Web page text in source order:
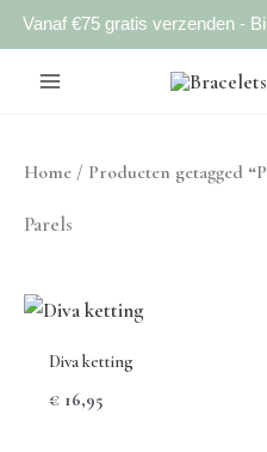
Vanaf €75 gratis verzenden -
inhoudHome / Producten getagged
Parels
Diva ketting
€16,95